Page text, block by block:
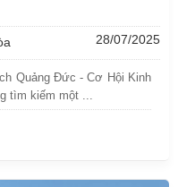
28/07/2025
Quảng Đức - Cơ Hội Kinh
tìm kiếm một ...